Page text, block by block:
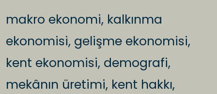
makro ekonomi, kalkınma
ekonomisi, gelişme ekonomisi,
kent ekonomisi, demografi,
mekânın üretimi, kent hakkı,